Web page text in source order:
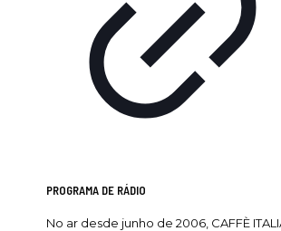
PROGRAMA DE RÁDIO
No ar desde junho de 2006, CAFFÈ